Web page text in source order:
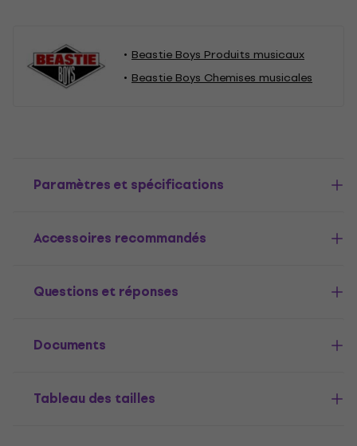
Beastie Boys Produits musicaux
Beastie Boys Chemises musicales
Paramètres et spécifications
Accessoires recommandés
Questions et réponses
Documents
Tableau des tailles